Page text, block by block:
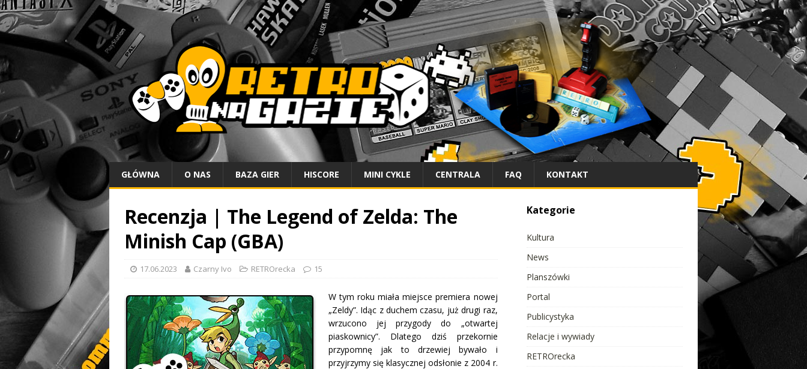
GŁÓWNA O NAS BAZA GIER HISCORE MINI CYKLE CENTRALA FAQ KONTAKT
Recenzja | The Legend of Zelda: The
Minish Cap (GBA)
17.06.2023 Czarny Ivo RETROrecka 15
W tym roku miała miejsce premiera nowej
„Zeldy”. Idąc z duchem czasu, już drugi raz,
wrzucono jej przygody do „otwartej
piaskownicy”. Dlatego dziś przekornie
przypomnę jak to drzewiej bywało i
przyjrzymy się klasycznej odsłonie z 2004 r.
Kategorie
Kultura
News
Planszówki
Portal
Publicystyka
Relacje i wywiady
RETROrecka